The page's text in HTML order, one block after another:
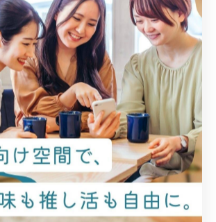
ワークショップ
イベント
少人数
最近の投稿 Recent Posts
2026/07/26
あなたも、にじスタ研究員になりませんか？